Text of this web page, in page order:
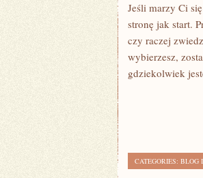
Jeśli marzy Ci
stronę jak start.
czy raczej
wybierzesz,
gdziekolwiek
CATEGORIES: BLOG